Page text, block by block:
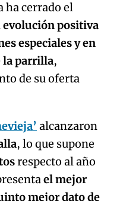
ha cerrado el
evolución positiva
especiales y en
la parrilla,
de su oferta
alcanzaron
, lo que supone
respecto al año
el mejor
mejor dato de